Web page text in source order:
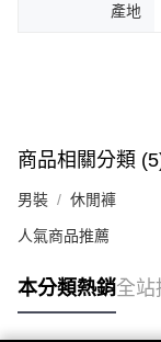
產地
商品相關分類
男裝 休閒褲
人氣商品推薦
本分類熱銷全站